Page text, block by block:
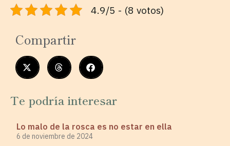
4.9/5 - (8 votos)
Compartir
Te podría interesar
Lo malo de la rosca es no estar en ella
6 de noviembre de 2024